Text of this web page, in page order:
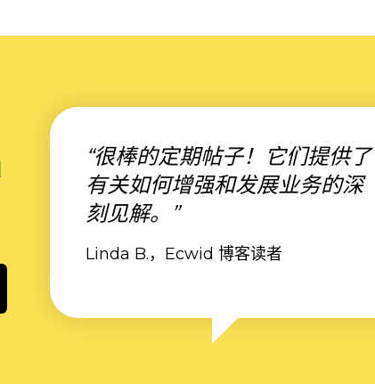
“很棒的定期帖子！它们提供了
有关如何增强和发展业务的深
刻见解。”
Linda B.，Ecwid 博客读者